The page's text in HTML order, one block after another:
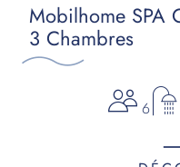
Mobilhome SPA
3 Chambres
6